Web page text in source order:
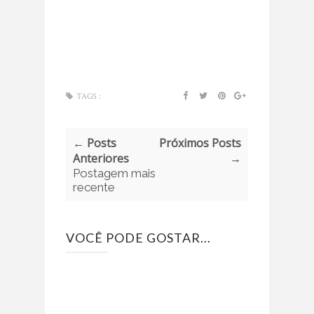
TAGS :
← Posts
Anteriores
Postagem mais
recente
Próximos Posts
→
VOCÊ PODE GOSTAR...